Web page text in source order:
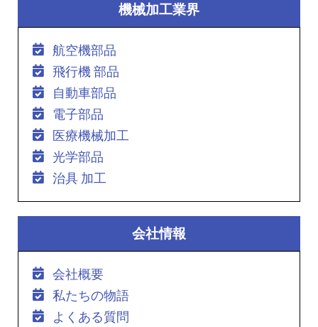
機械加工業界
航空機部品
飛行機 部品
自動車部品
電子部品
医療機械加工
光学部品
治具 加工
会社情報
会社概要
私たちの物語
よくある質問